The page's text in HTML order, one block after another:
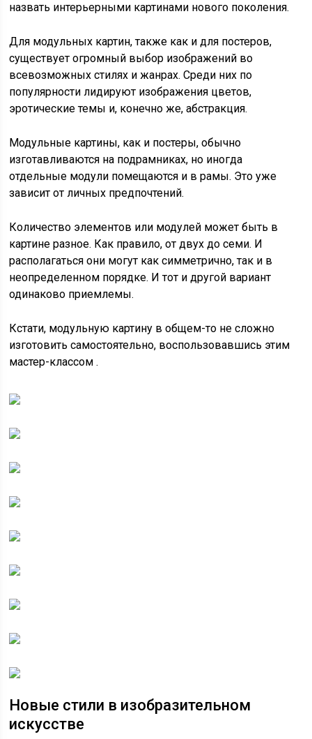
назвать интерьерными картинами нового поколения.
Для модульных картин, также как и для постеров,
существует огромный выбор изображений во
всевозможных стилях и жанрах. Среди них по
популярности лидируют изображения цветов,
эротические темы и, конечно же, абстракция.
Модульные картины, как и постеры, обычно
изготавливаются на подрамниках, но иногда
отдельные модули помещаются и в рамы. Это уже
зависит от личных предпочтений.
Количество элементов или модулей может быть в
картине разное. Как правило, от двух до семи. И
располагаться они могут как симметрично, так и в
неопределенном порядке. И тот и другой вариант
одинаково приемлемы.
Кстати, модульную картину в общем-то не сложно
изготовить самостоятельно, воспользовавшись этим
мастер-классом .
Новые стили в изобразительном
искусстве